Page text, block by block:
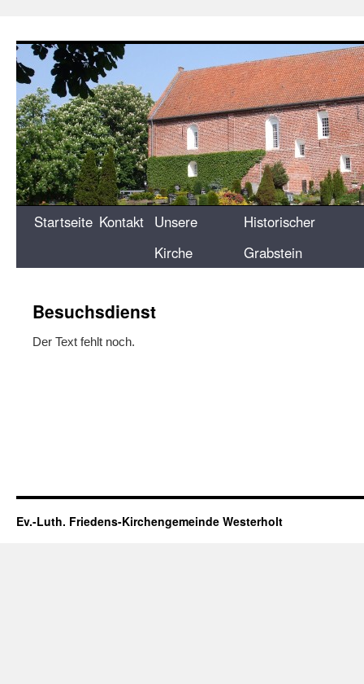
springen
Startseite Kontakt Unsere
Kirche
Historischer
Grabstein
Besuchsdienst
Der Text fehlt noch.
Ev.-Luth. Friedens-Kirchengemeinde Westerholt